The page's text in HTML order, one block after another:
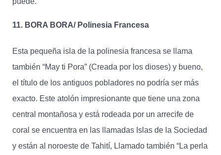
11. BORA BORA/ Polinesia Francesa
Esta pequeña isla de la polinesia francesa se llama
también “May ti Pora” (Creada por los dioses) y bueno,
el título de los antiguos pobladores no podría ser más
exacto. Este atolón impresionante que tiene una zona
central montañosa y está rodeada por un arrecife de
coral se encuentra en las llamadas Islas de la Sociedad
y están al noroeste de Tahití, Llamado también “La perla